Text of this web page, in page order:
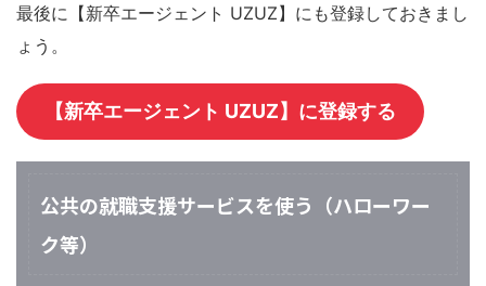
最後に【新卒エージェント UZUZ】にも登録しておきまし
ょう。
【新卒エージェント UZUZ】に登録する
公共の就職支援サービスを使う（ハローワー
ク等）